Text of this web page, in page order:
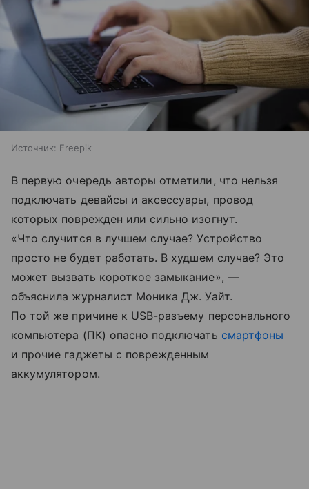
Источник: Freepik
В первую очередь авторы отметили, что нельзя
подключать девайсы и аксессуары, провод
которых поврежден или сильно изогнут.
«Что случится в лучшем случае? Устройство
просто не будет работать. В худшем случае? Это
может вызвать короткое замыкание», —
объяснила журналист Моника Дж. Уайт.
По той же причине к USB-разъему персонального
компьютера (ПК) опасно подключать смартфоны
и прочие гаджеты с поврежденным
аккумулятором.